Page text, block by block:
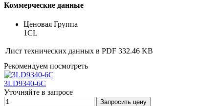
Коммерческие данные
Ценовая Группа
1CL
Лист технических данных в PDF 332.46 KB
Рекомендуем посмотреть
3LD9340-6C
Уточняйте в запросе
Запросить цену